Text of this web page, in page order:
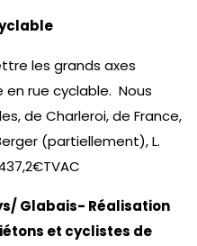
les grands axes
rue cyclable. Nous
de Charleroi, de France,
(partiellement), L.
Glabais- Réalisation
et cyclistes de